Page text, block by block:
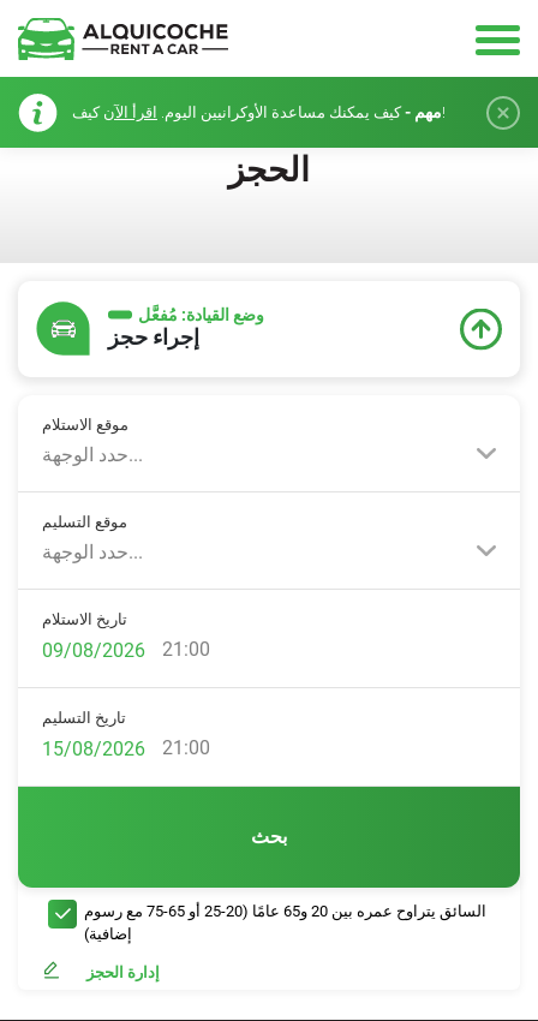
مهم -كيف يمكنك مساعدة الأوكرانيين اليوم. اقرأ الآن كيف!
الحجز
وضع القيادة: مُفعَّل
إجراء حجز
موقع الاستلام
حدد الوجهة...
موقع التسليم
حدد الوجهة...
تاريخ الاستلام
21:00
تاريخ التسليم
21:00
بحث
السائق يتراوح عمره بين 20 و65 عامًا (20-25 أو 65-75 مع رسوم
إضافية)
إدارة الحجز